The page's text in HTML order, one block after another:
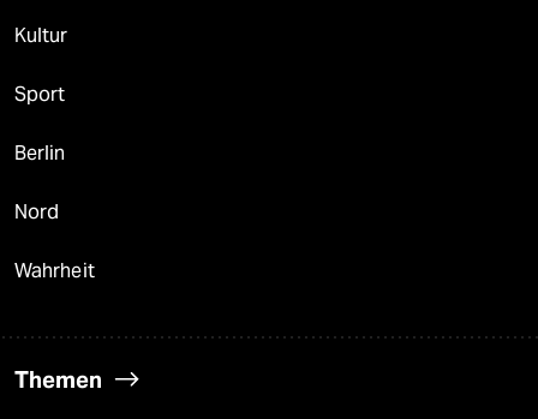
Kultur
Sport
Berlin
Nord
Wahrheit
Themen